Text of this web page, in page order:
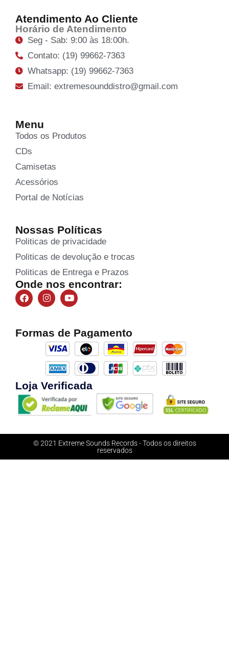
Atendimento Ao Cliente
Horário de Atendimento
Seg - Sab: 9:00 às 18:00h.
Contato: (19) 99662-7363
Whatsapp: (19) 99662-7363
Email: extremesounddistro@gmail.com
Menu
Todos os Produtos
CDs
Camisetas
Acessórios
Portal de Notícias
Nossas Políticas
Politicas de privacidade
Politicas de devolução e trocas
Politicas de Entrega e Prazos
Onde nos encontrar:
Formas de Pagamento
Loja Verificada
© 2021 Extreme Sounds Records - Todos os direitos
reservados